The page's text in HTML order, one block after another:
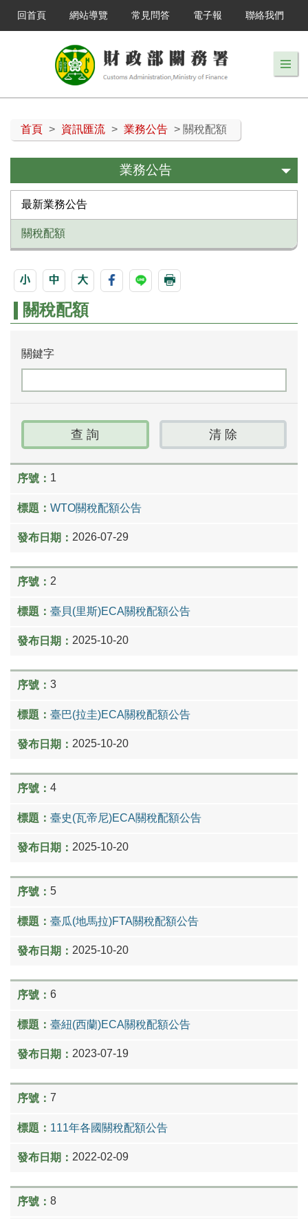
回首頁 網站導覽 常見問答 電子報 聯絡我們
首頁 > 資訊匯流 > 業務公告 > 關稅配額
業務公告
最新業務公告
關稅配額
關稅配額
關鍵字
1
WTO關稅配額公告
2026-07-29
2
臺貝(里斯)ECA關稅配額公告
2025-10-20
3
臺巴(拉圭)ECA關稅配額公告
2025-10-20
4
臺史(瓦帝尼)ECA關稅配額公告
2025-10-20
5
臺瓜(地馬拉)FTA關稅配額公告
2025-10-20
6
臺紐(西蘭)ECA關稅配額公告
2023-07-19
7
111年各國關稅配額公告
2022-02-09
8